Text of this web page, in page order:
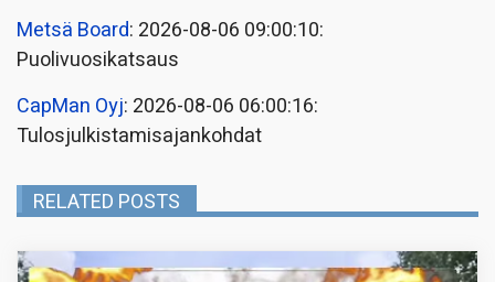
Metsä Board: 2026-08-06 09:00:10:
Puolivuosikatsaus
CapMan Oyj: 2026-08-06 06:00:16:
Tulosjulkistamisajankohdat
RELATED POSTS